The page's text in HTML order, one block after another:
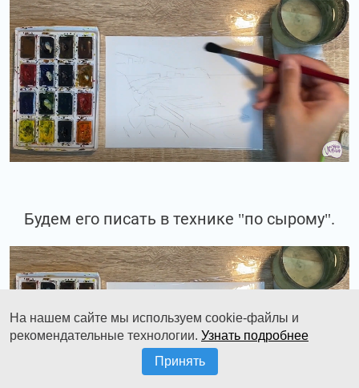
Будем его писать в технике "по сырому".
На нашем сайте мы используем cookie-файлы и
рекомендательные технологии. Узнать подробнее
Принять